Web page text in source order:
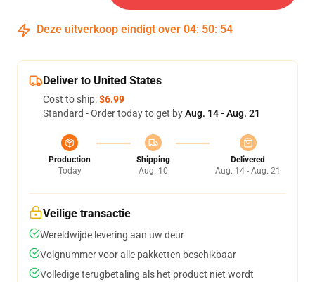
Deze uitverkoop eindigt over 04: 50: 54
Deliver to United States
Cost to ship:$6.99
Standard - Order today to get byAug. 14 - Aug. 21
Production
Today
Shipping
Aug. 10
Delivered
Aug. 14 - Aug. 21
Veilige transactie
Wereldwijde levering aan uw deur
Volgnummer voor alle pakketten beschikbaar
Volledige terugbetaling als het product niet wordt